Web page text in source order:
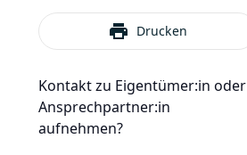
print Drucken
Kontakt zu Eigentümer:in oder
Ansprechpartner:in
aufnehmen?